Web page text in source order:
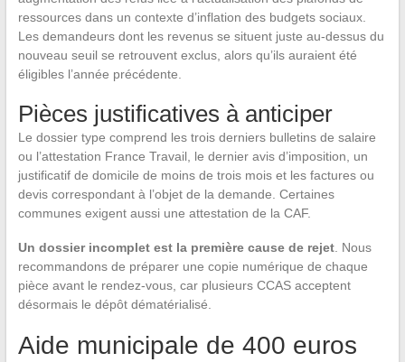
ressources dans un contexte d’inflation des budgets sociaux.
Les demandeurs dont les revenus se situent juste au-dessus du
nouveau seuil se retrouvent exclus, alors qu’ils auraient été
éligibles l’année précédente.
Pièces justificatives à anticiper
Le dossier type comprend les trois derniers bulletins de salaire
ou l’attestation France Travail, le dernier avis d’imposition, un
justificatif de domicile de moins de trois mois et les factures ou
devis correspondant à l’objet de la demande. Certaines
communes exigent aussi une attestation de la CAF.
Un dossier incomplet est la première cause de rejet. Nous
recommandons de préparer une copie numérique de chaque
pièce avant le rendez-vous, car plusieurs CCAS acceptent
désormais le dépôt dématérialisé.
Aide municipale de 400 euros